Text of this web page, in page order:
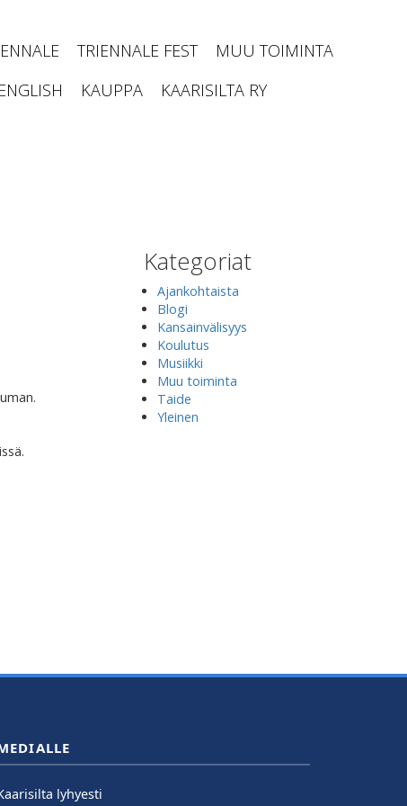
TRIENNALE FEST
MUU TOIMINTA
KAUPPA
KAARISILTA RY
Kategoriat
Ajankohtaista
Blogi
Kansainvälisyys
Koulutus
Musiikki
Muu toiminta
Taide
Yleinen
lyhyesti